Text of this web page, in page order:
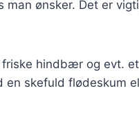
man ønsker. Det er
hindbær og evt.
en skefuld flødeskum